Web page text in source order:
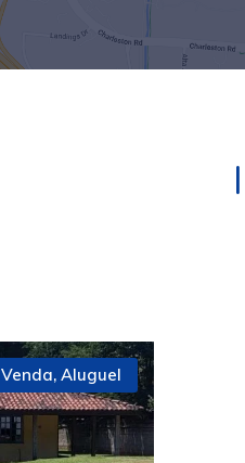
Venda, Aluguel